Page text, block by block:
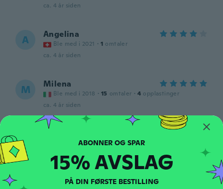
ca. 4 år siden
A Angelina
Ble med i 2021 · 1 omtaler
ca. 4 år siden
M Milena
Ble med i 2018 · 15 omtaler · 4 opplastinger
ca. 4 år siden
M Ble med i 2020 97 omtaler
ca. 4 år siden
petronila
15% AVSLAG
PÅ DIN FØRSTE BESTILLING